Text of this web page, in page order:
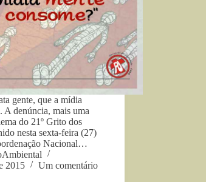
gente, que a mídia
A denúncia, mais uma
do 21º Grito dos
nesta sexta-feira (27)
Nacional…
2015
Um comentário